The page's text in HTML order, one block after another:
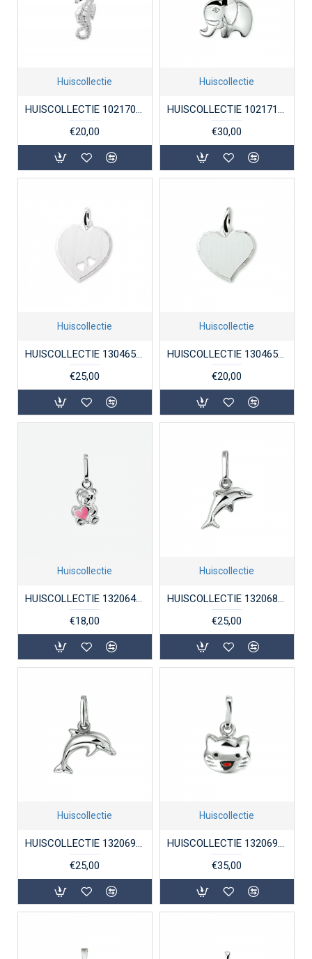
Huiscollectie
HUISCOLLECTIE 1021701 ZILVEREN BEDEL ZEEPAARDJE
€20,00
Huiscollectie
HUISCOLLECTIE 1021719 ZILVEREN BEDELHANGER OLIFANT
€30,00
Huiscollectie
HUISCOLLECTIE 1304653 ZILVEREN HANGER HARTJE
€25,00
Huiscollectie
HUISCOLLECTIE 1304658 ZILVEREN GRAVEERPLAATJE HART GEDIAMANTEERD
€20,00
Huiscollectie
HUISCOLLECTIE 1320648 ZILVEREN BEERTJE ROZE LAK
€18,00
Huiscollectie
HUISCOLLECTIE 1320682 ZILVEREN BEDEL DOLFIJNTJE
€25,00
Huiscollectie
HUISCOLLECTIE 1320692 ZILVEREN BEDEL DOLFIJN
€25,00
Huiscollectie
HUISCOLLECTIE 1320693 ZILVEREN HANGER POES
€35,00